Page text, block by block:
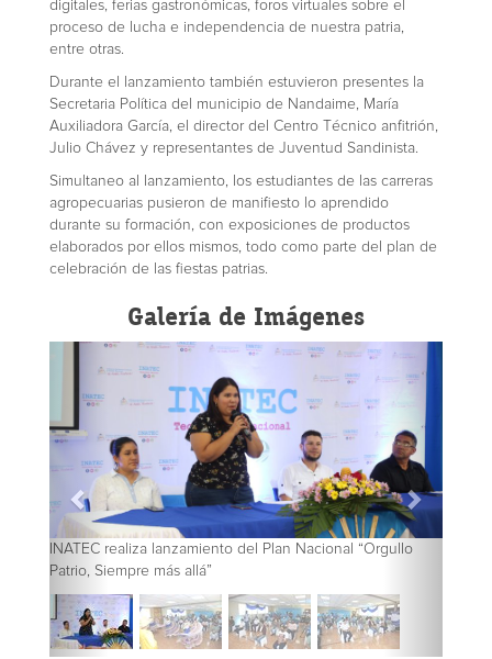
digitales, ferias gastronómicas, foros virtuales sobre el
proceso de lucha e independencia de nuestra patria,
entre otras.
Durante el lanzamiento también estuvieron presentes la
Secretaria Política del municipio de Nandaime, María
Auxiliadora García, el director del Centro Técnico anfitrión,
Julio Chávez y representantes de Juventud Sandinista.
Simultaneo al lanzamiento, los estudiantes de las carreras
agropecuarias pusieron de manifiesto lo aprendido
durante su formación, con exposiciones de productos
elaborados por ellos mismos, todo como parte del plan de
celebración de las fiestas patrias.
Galería de Imágenes
INATEC realiza lanzamiento del Plan Nacional “Orgullo
Patrio, Siempre más allá”